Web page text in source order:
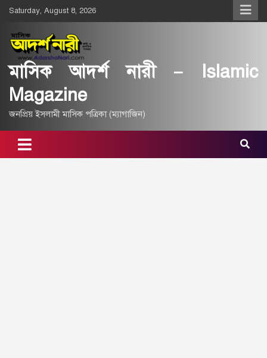
Skip
content
Saturday, August 8, 2026
মাসিক আদর্শ নারী – Islamic
Magazine
জনপ্রিয় ইসলামী মাসিক পত্রিকা (ম্যাগাজিন)